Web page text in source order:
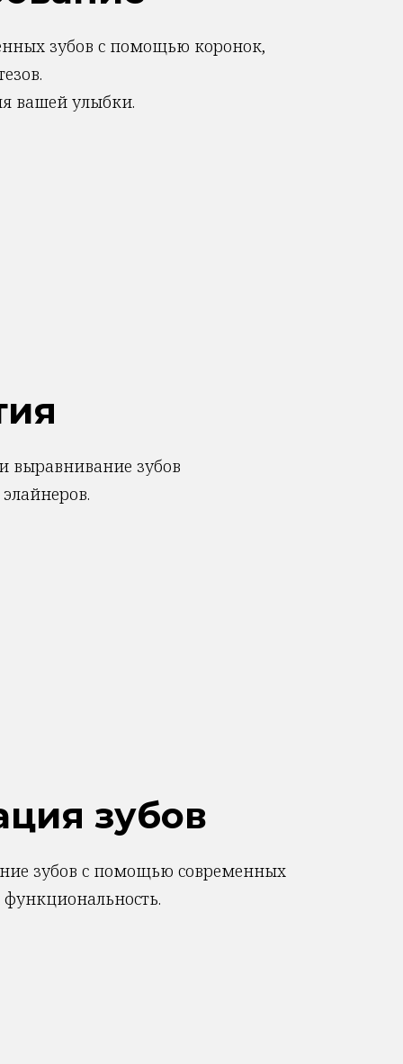
зубов с помощью коронок,
вашей улыбки.
выравнивание зубов
зубов
зубов с помощью современных